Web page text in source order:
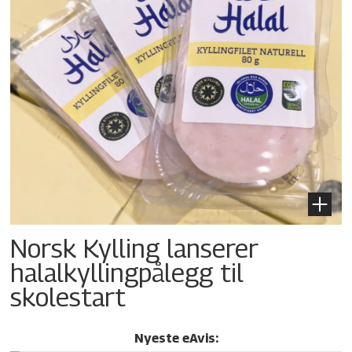
Norsk Kylling lanserer
halalkylling­pålegg til
skolestart
Nyeste eAvis: